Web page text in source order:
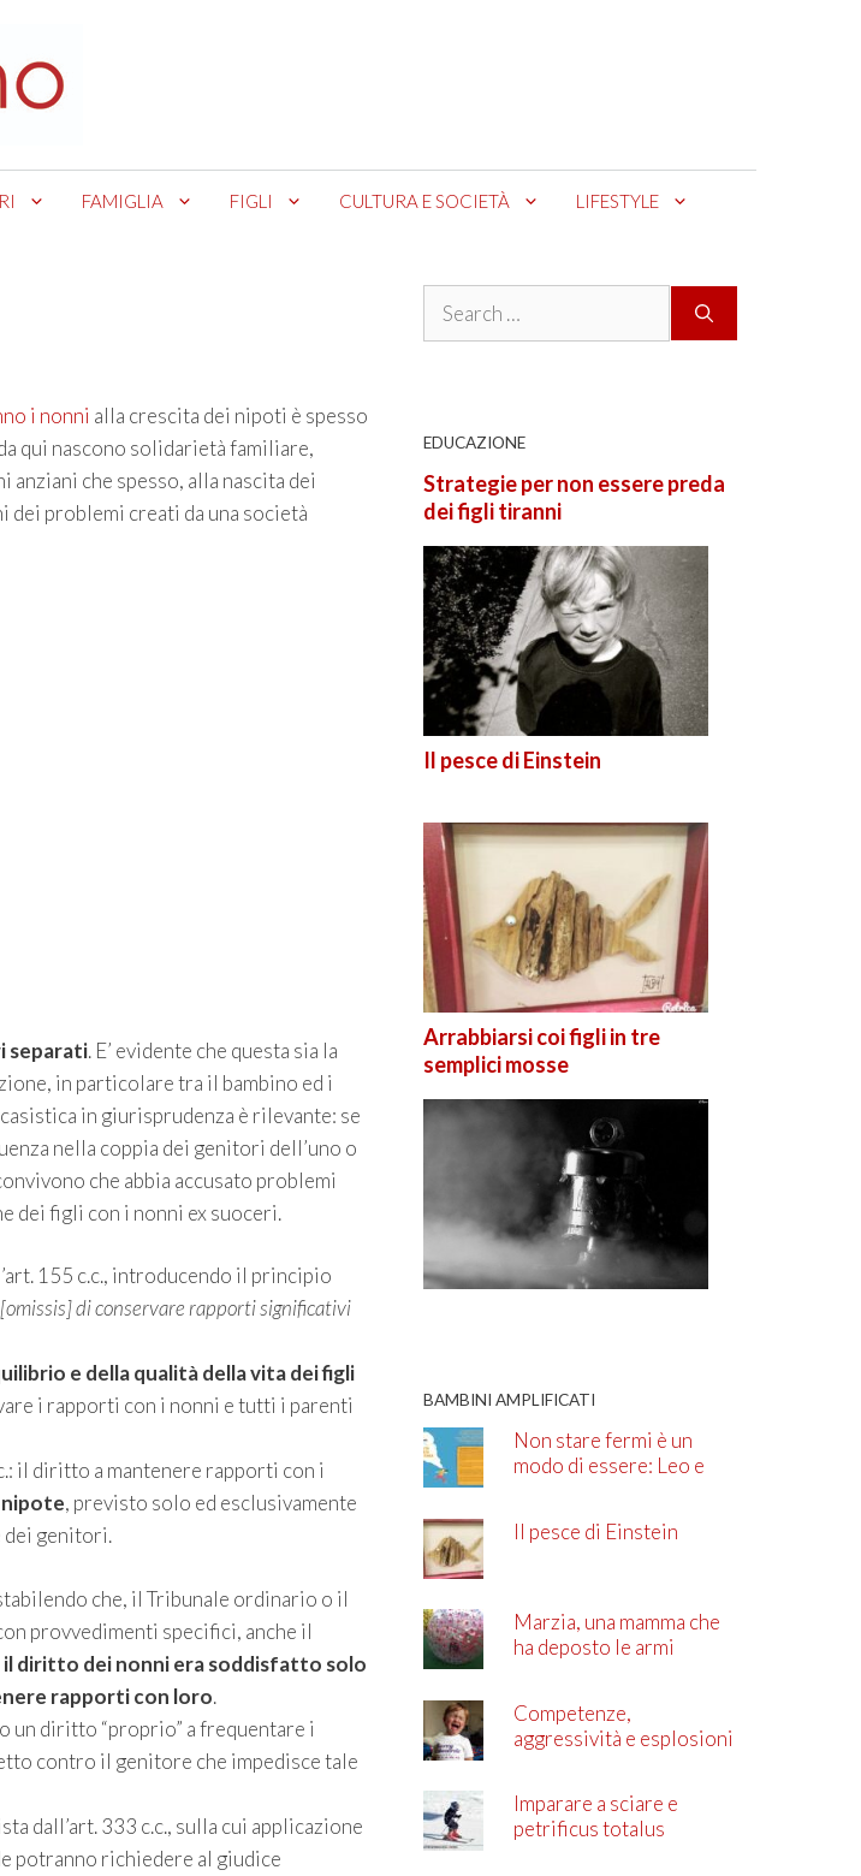
FAMIGLIA FIGLI CULTURA E SOCIETÀ LIFESTYLE
i nonni alla crescita dei nipoti è spesso
qui nascono solidarietà familiare,
che spesso, alla nascita dei
problemi creati da una società
separati. E’ evidente che questa sia la
in particolare tra il bambino ed i
in giurisprudenza è rilevante: se
nella coppia dei genitori dell’uno o
che abbia accusato problemi
dei figli con i nonni ex suoceri.
155 c.c., introducendo il principio
di conservare rapporti significativi
e della qualità della vita dei figli
i rapporti con i nonni e tutti i parenti
il diritto a mantenere rapporti con i
, previsto solo ed esclusivamente
dei genitori.
che, il Tribunale ordinario o il
provvedimenti specifici, anche il
il diritto dei nonni era soddisfatto solo
rapporti con loro.
un diritto “proprio” a frequentare i
contro il genitore che impedisce tale
dall’art. 333 c.c., sulla cui applicazione
potranno richiedere al giudice
Search
EDUCAZIONE
Strategie per non essere preda
dei figli tiranni
Il pesce di Einstein
Arrabbiarsi coi figli in tre
semplici mosse
BAMBINI AMPLIFICATI
Non stare fermi è un
modo di essere: Leo e
Il pesce di Einstein
Marzia, una mamma che
ha deposto le armi
Competenze,
aggressività e esplosioni
Imparare a sciare e
petrificus totalus